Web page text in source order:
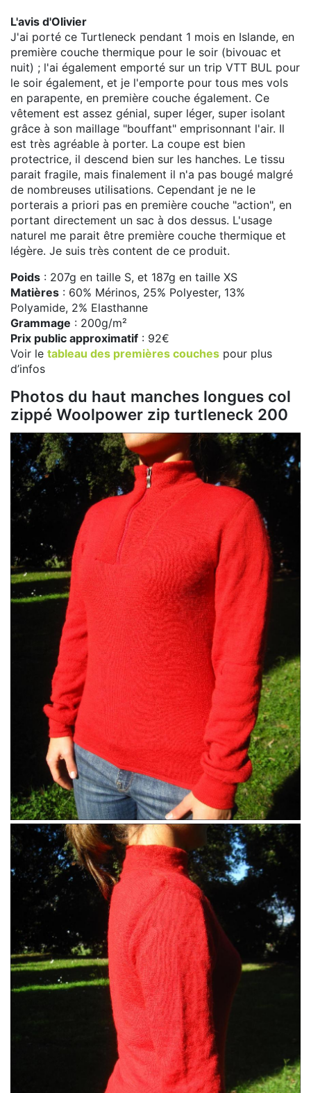
L'avis d'Olivier
J'ai porté ce Turtleneck pendant 1 mois en Islande, en
première couche thermique pour le soir (bivouac et
nuit) ; l'ai également emporté sur un trip VTT BUL pour
le soir également, et je l'emporte pour tous mes vols
en parapente, en première couche également. Ce
vêtement est assez génial, super léger, super isolant
grâce à son maillage "bouffant" emprisonnant l'air. Il
est très agréable à porter. La coupe est bien
protectrice, il descend bien sur les hanches. Le tissu
parait fragile, mais finalement il n'a pas bougé malgré
de nombreuses utilisations. Cependant je ne le
porterais a priori pas en première couche "action", en
portant directement un sac à dos dessus. L'usage
naturel me parait être première couche thermique et
légère. Je suis très content de ce produit.
Poids : 207g en taille S, et 187g en taille XS
Matières : 60% Mérinos, 25% Polyester, 13%
Polyamide, 2% Elasthanne
Grammage : 200g/m²
Prix public approximatif : 92€
Voir le tableau des premières couches pour plus
d’infos
Photos du haut manches longues col
zippé Woolpower zip turtleneck 200